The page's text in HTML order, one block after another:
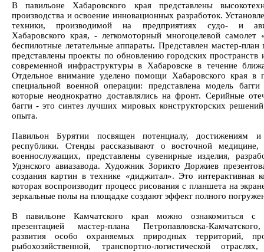
В павильоне Хабаровского края представлены
производства и освоение инновационных разработок.
техники, производимой на предприятиях судо- и
Хабаровского края, - легкомоторный многоцелевой самолет
беспилотные летательные аппараты. Представлен мастер-план
представлены проекты по обновлению городских пространств
современной инфраструктуры в Хабаровске в течение
Отдельное внимание уделено помощи Хабаровского края в
специальной военной операции: представлена модель
которые неоднократно доставлялись на фронт. Серийные
багги - это синтез лучших мировых конструкторских
опыта.
Павильон Бурятии посвящен потенциалу, достижениям и
республики. Стенды рассказывают о восточной медицине,
военнослужащих, представлены сувенирные изделия,
Удэнского авиазавода. Художник Зорикто Доржиев
создания картин в технике «диджитал». Это интерактивная
которая воспроизводит процесс рисования с планшета на
зеркальные полы на площадке создают эффект полного
В павильоне Камчатского края можно ознакомиться с
презентацией мастер-плана Петропавловска-
развития особо охраняемых природных территорий,
рыбохозяйственной, транспортно-логистической